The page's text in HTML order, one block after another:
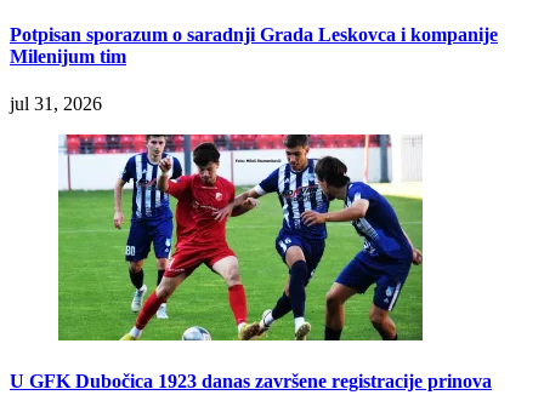
Potpisan sporazum o saradnji Grada Leskovca i kompanije
Milenijum tim
jul 31, 2026
U GFK Dubočica 1923 danas završene registracije prinova